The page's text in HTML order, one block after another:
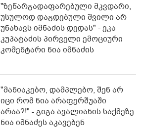
"ზეწარგადაფარებული მკვდარი,
უსულოდ დაგდებული შვილი არ
უნახავს იმნაძის დედას" - ეკა
კუპატაძის პირველი ემოციური
კომენტარი ნია იმნაძის
"მანიაკებო, დამპლებო, შენ არ
იცი რომ ნია არაფერშუაში
არაა?!" - გიგა ავალიანის საქმეზე
ნია იმნაძეს აკავებენ